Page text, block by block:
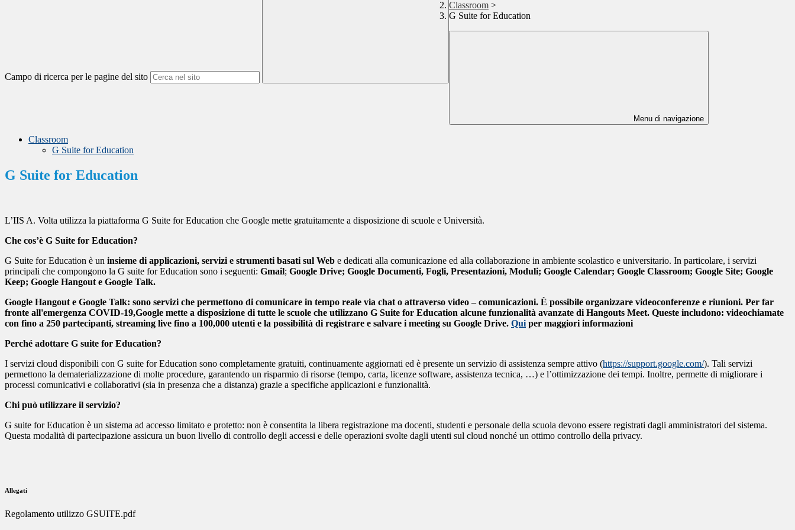
Campo di ricerca per le pagine del sito
Classroom >
G Suite for Education
Menu di navigazione
Classroom
G Suite for Education
G Suite for Education
L’IIS A. Volta utilizza la piattaforma G Suite for Education che Google mette gratuitamente a disposizione di scuole e Università.
Che cos’è G Suite for Education?
G Suite for Education è un insieme di applicazioni, servizi e strumenti basati sul Web e dedicati alla comunicazione ed alla collaborazione in ambiente scolastico e universitario. In particolare, i servizi
principali che compongono la G suite for Education sono i seguenti: Gmail; Google Drive; Google Documenti, Fogli, Presentazioni, Moduli; Google Calendar; Google Classroom; Google Site; Google
Keep; Google Hangout e Google Talk.
Google Hangout e Google Talk: sono servizi che permettono di comunicare in tempo reale via chat o attraverso video – comunicazioni. È possibile organizzare videoconferenze e riunioni. Per far
fronte all'emergenza COVID-19,Google mette a disposizione di tutte le scuole che utilizzano G Suite for Education alcune funzionalità avanzate di Hangouts Meet. Queste includono: videochiamate
con fino a 250 partecipanti, streaming live fino a 100,000 utenti e la possibilità di registrare e salvare i meeting su Google Drive. Qui per maggiori informazioni
Perché adottare G suite for Education?
I servizi cloud disponibili con G suite for Education sono completamente gratuiti, continuamente aggiornati ed è presente un servizio di assistenza sempre attivo (https://support.google.com/). Tali servizi
permettono la dematerializzazione di molte procedure, garantendo un risparmio di risorse (tempo, carta, licenze software, assistenza tecnica, …) e l’ottimizzazione dei tempi. Inoltre, permette di migliorare i
processi comunicativi e collaborativi (sia in presenza che a distanza) grazie a specifiche applicazioni e funzionalità.
Chi può utilizzare il servizio?
G suite for Education è un sistema ad accesso limitato e protetto: non è consentita la libera registrazione ma docenti, studenti e personale della scuola devono essere registrati dagli amministratori del sistema.
Questa modalità di partecipazione assicura un buon livello di controllo degli accessi e delle operazioni svolte dagli utenti sul cloud nonché un ottimo controllo della privacy.
Allegati
Regolamento utilizzo GSUITE.pdf